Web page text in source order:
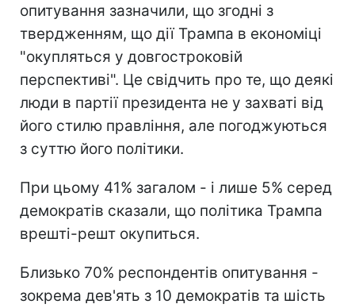
опитування зазначили, що згодні з
твердженням, що дії Трампа в економіці
"окупляться у довгостроковій
перспективі". Це свідчить про те, що деякі
люди в партії президента не у захваті від
його стилю правління, але погоджуються
з суттю його політики.
При цьому 41% загалом - і лише 5% серед
демократів сказали, що політика Трампа
врешті-решт окупиться.
Близько 70% респондентів опитування -
зокрема дев'ять з 10 демократів та шість